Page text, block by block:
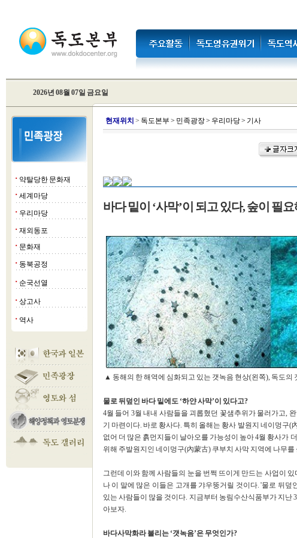
2026년 08월 07일 금요일
■ 약탈당한 문화재
■ 세계마당
■ 우리마당
■ 재외동포
■ 문화재
■ 동북공정
■ 순국선열
■ 상고사
■ 역사
현재위치 > 독도본부 > 민족광장> 우리마당> 기사
바다 밑이 ‘사막’이 되고 있다, 숲이 필
▲ 동해의 한 해역에 심화되고 있는 갯녹음 현상(왼쪽), 독도의
물로 뒤덮인 바다 밑에도 ‘하얀 사막’이 있다고?
4월 들어 3월 내내 사람들을 괴롭혔던 꽃샘추위가 물러가고,
기 마련이다. 바로 황사다. 특히 올해는 황사 발원지 네이멍구
없어 더 많은 흙먼지들이 날아오를 가능성이 높아 4월 황사가
위해 주발원지인 네이멍구(內蒙古) 쿠부치 사막 지역에 나무
그런데 이와 함께 사람들의 눈을 번쩍 뜨이게 만드는 사업이
나 이 말에 많은 이들은 고개를 갸우뚱거릴 것이다. '물로 뒤
있는 사람들이 많을 것이다. 지금부터 농림수산식품부가 지난
아보자.
바다사막화라 불리는 ‘갯녹음’은 무엇인가?